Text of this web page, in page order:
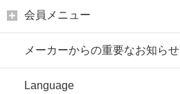
会員メニュー
メーカーからの重要なお知らせ
Language